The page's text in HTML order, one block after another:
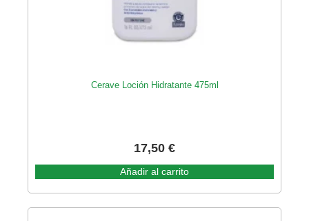
Cerave Loción Hidratante 475ml
17,50 €
Añadir al carrito